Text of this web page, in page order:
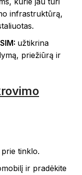
infrastruktūrą,
užtikrina
priežiūrą ir
tinklo.
ir pradėkite